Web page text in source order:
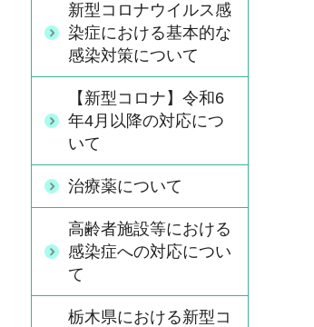
新型コロナウイルス感
染症における基本的な
感染対策について
【新型コロナ】令和6
年4月以降の対応につ
いて
治療薬について
高齢者施設等における
感染症への対応につい
て
栃木県における新型コ